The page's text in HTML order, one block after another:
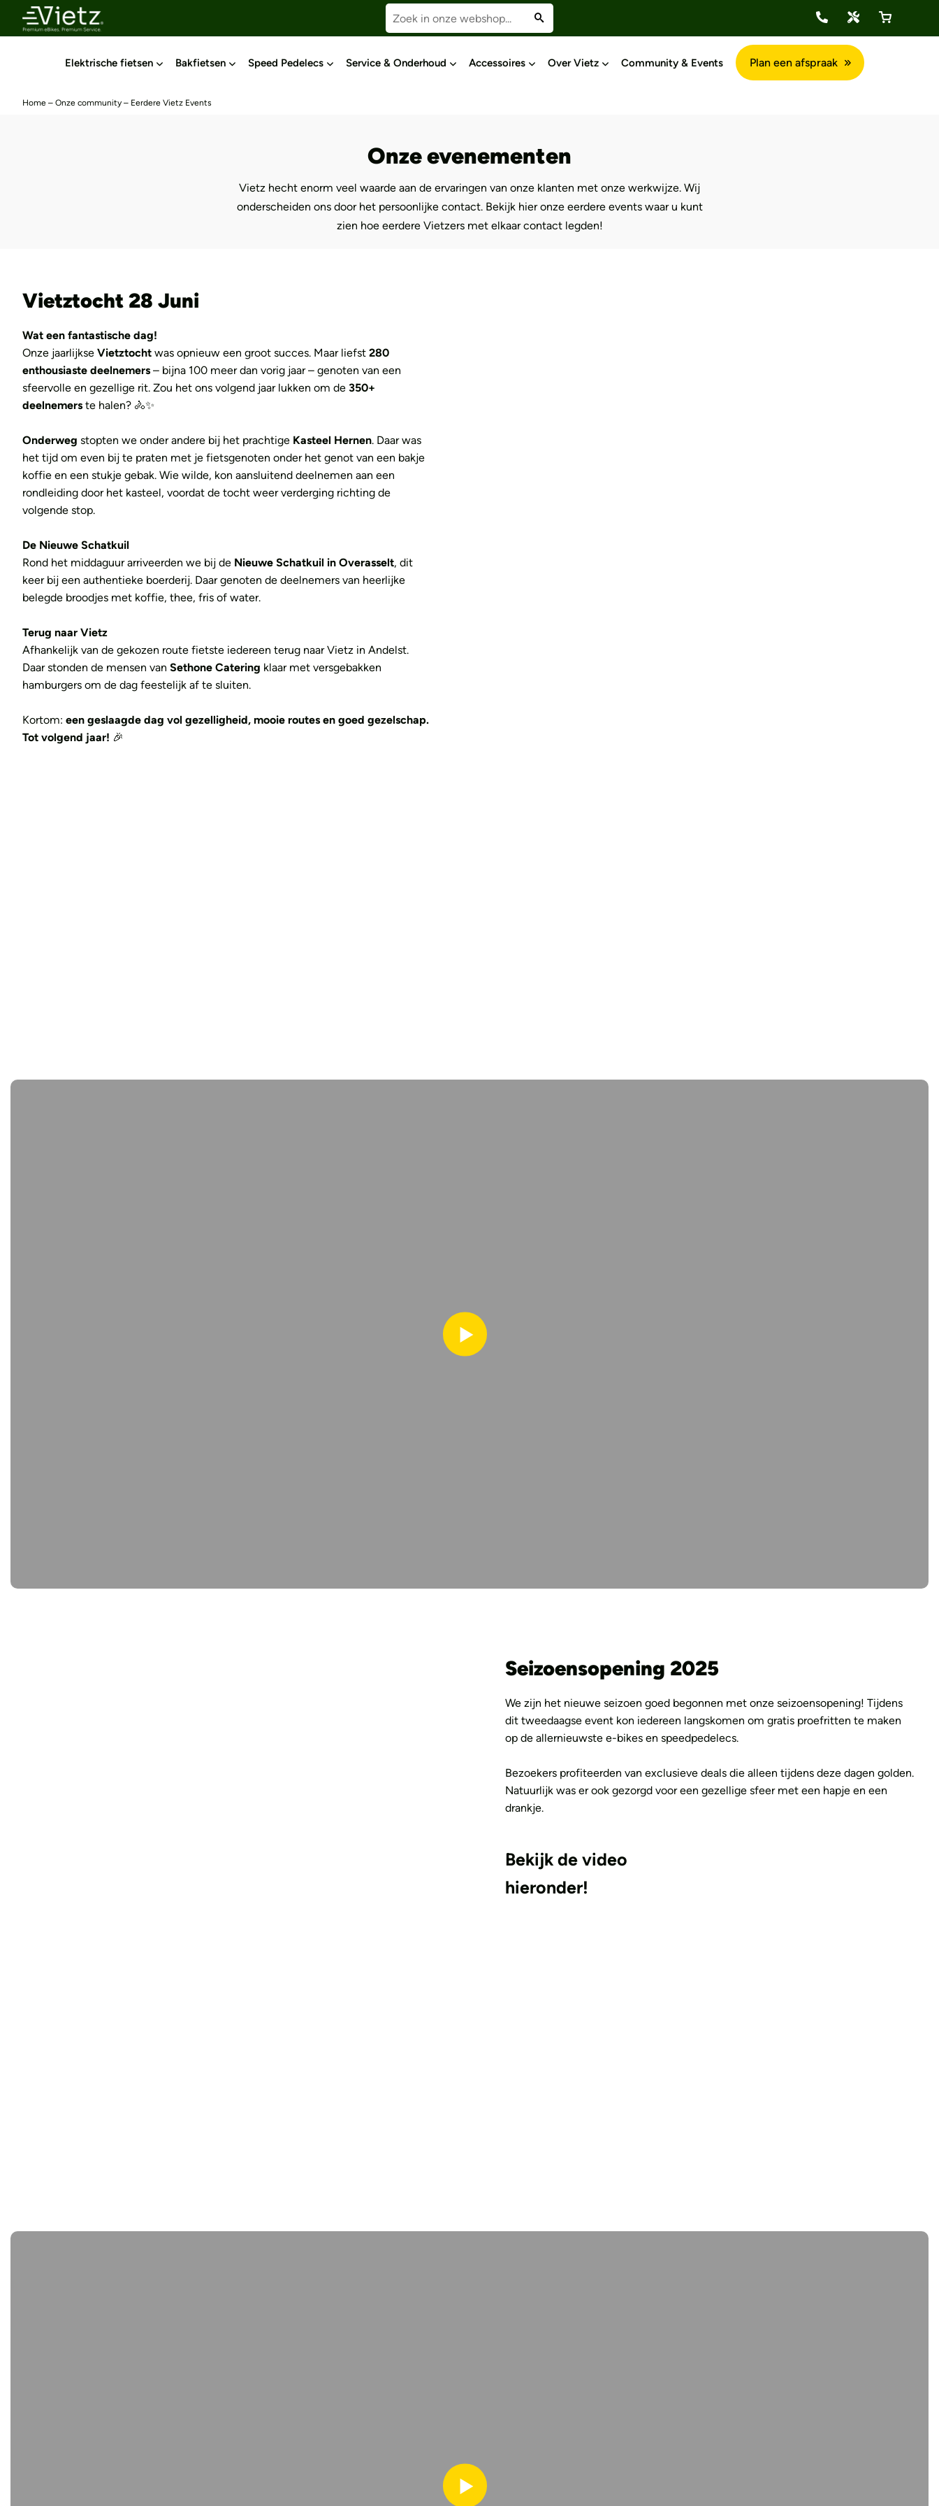
Elektrische fietsen Bakfietsen Speed Pedelecs Service & Onderhoud Accessoires Over Vietz Community & Events Plan een afspraak
Eerdere Events
Home – Onze community – Eerdere Vietz Events
Onze evenementen
Vietz hecht enorm veel waarde aan de ervaringen van onze klanten met onze werkwijze. Wij
onderscheiden ons door het persoonlijke contact. Bekijk hier onze eerdere events waar u kunt
zien hoe eerdere Vietzers met elkaar contact legden!
Vietztocht 28 Juni
Wat een fantastische dag!
Onze jaarlijkse Vietztocht was opnieuw een groot succes. Maar liefst 280
enthousiaste deelnemers – bijna 100 meer dan vorig jaar – genoten van een
sfeervolle en gezellige rit. Zou het ons volgend jaar lukken om de 350+
deelnemers te halen? 🚴✨
Onderweg stopten we onder andere bij het prachtige Kasteel Hernen. Daar was
het tijd om even bij te praten met je fietsgenoten onder het genot van een bakje
koffie en een stukje gebak. Wie wilde, kon aansluitend deelnemen aan een
rondleiding door het kasteel, voordat de tocht weer verderging richting de
volgende stop.
De Nieuwe Schatkuil
Rond het middaguur arriveerden we bij de Nieuwe Schatkuil in Overasselt, dit
keer bij een authentieke boerderij. Daar genoten de deelnemers van heerlijke
belegde broodjes met koffie, thee, fris of water.
Terug naar Vietz
Afhankelijk van de gekozen route fietste iedereen terug naar Vietz in Andelst.
Daar stonden de mensen van Sethone Catering klaar met versgebakken
hamburgers om de dag feestelijk af te sluiten.
Kortom: een geslaagde dag vol gezelligheid, mooie routes en goed gezelschap.
Tot volgend jaar! 🎉
Seizoensopening 2025
We zijn het nieuwe seizoen goed begonnen met onze seizoensopening! Tijdens
dit tweedaagse event kon iedereen langskomen om gratis proefritten te maken
op de allernieuwste e-bikes en speedpedelecs.
Bezoekers profiteerden van exclusieve deals die alleen tijdens deze dagen golden.
Natuurlijk was er ook gezorgd voor een gezellige sfeer met een hapje en een
drankje.
Bekijk de video
hieronder!